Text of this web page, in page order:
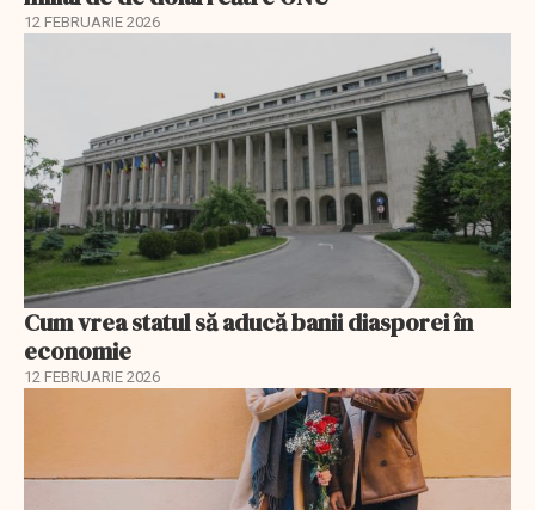
12 FEBRUARIE 2026
Cum vrea statul să aducă banii diasporei în
economie
12 FEBRUARIE 2026